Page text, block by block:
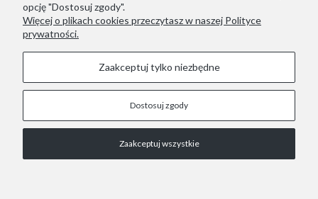
STOPKA
COPYRIGHT © 2021 RED LIZARD.
opcję "Dostosuj zgody".
Więcej o plikach cookies przeczytasz w naszej Polityce
prywatności.
Zaakceptuj tylko niezbędne
Dostosuj zgody
Zaakceptuj wszystkie